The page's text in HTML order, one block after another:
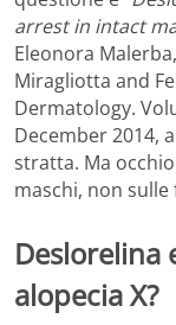
arrest in intact
Eleonora
Miragliotta and
Dermatology.
December 2014,
stratta. Ma
maschi, non sulle
Deslorelina
alopecia X?